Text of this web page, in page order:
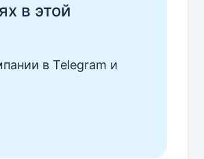
в этой
в Telegram и